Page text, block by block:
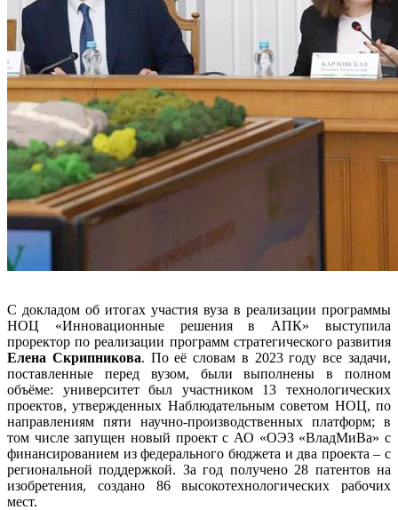
С докладом об итогах участия вуза в реализации программы
НОЦ «Инновационные решения в АПК» выступила
проректор по реализации программ стратегического развития
Елена Скрипникова. По её словам в 2023 году все задачи,
поставленные перед вузом, были выполнены в полном
объёме: университет был участником 13 технологических
проектов, утвержденных Наблюдательным советом НОЦ, по
направлениям пяти научно-производственных платформ; в
том числе запущен новый проект с АО «ОЭЗ «ВладМиВа» с
финансированием из федерального бюджета и два проекта – с
региональной поддержкой. За год получено 28 патентов на
изобретения, создано 86 высокотехнологических рабочих
мест.